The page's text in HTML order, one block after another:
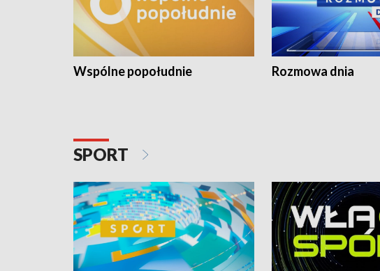
Wspólne popołudnie Rozmowa dnia
SPORT